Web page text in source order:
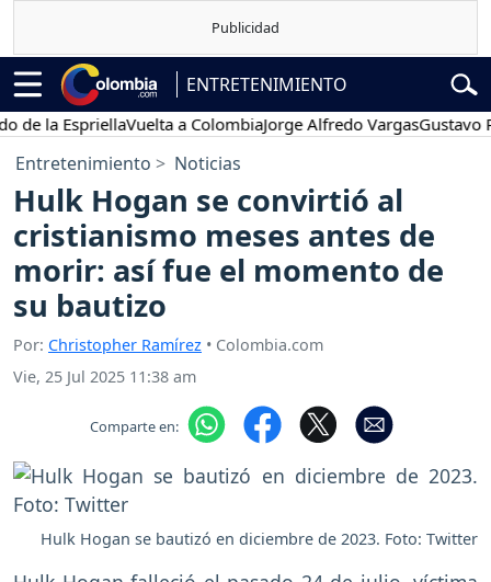
ENTRETENIMIENTO
EspriellaVuelta a ColombiaJorge Alfredo VargasGustavo Petro
Entretenimiento Noticias
Hulk Hogan se convirtió al
cristianismo meses antes de
morir: así fue el momento de
su bautizo
Por: Christopher Ramírez • Colombia.com
Vie, 25 Jul 2025 11:38 am
Comparte en:
Hulk Hogan se bautizó en diciembre de 2023. Foto: Twitter